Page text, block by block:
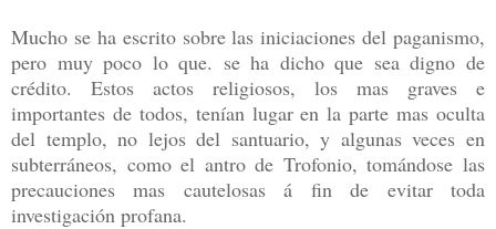
Mucho se ha escrito sobre las iniciaciones del paganismo,
pero muy poco lo que. se ha dicho que sea digno de
crédito. Estos actos religiosos, los mas graves e
importantes de todos, tenían lugar en la parte mas oculta
del templo, no lejos del santuario, y algunas veces en
subterráneos, como el antro de Trofonio, tomándose las
precauciones mas cautelosas á fin de evitar toda
investigación profana.